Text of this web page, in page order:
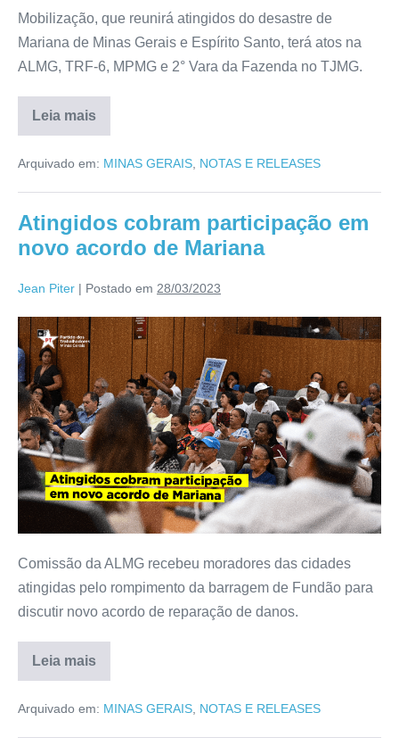
Mobilização, que reunirá atingidos do desastre de
Mariana de Minas Gerais e Espírito Santo, terá atos na
ALMG, TRF-6, MPMG e 2° Vara da Fazenda no TJMG.
Leia mais
Arquivado em: MINAS GERAIS NOTAS E RELEASES
Atingidos cobram participação em
novo acordo de Mariana
Jean Piter | Postado em 28/03/2023
Comissão da ALMG recebeu moradores das cidades
atingidas pelo rompimento da barragem de Fundão para
discutir novo acordo de reparação de danos.
Leia mais
Arquivado em: MINAS GERAIS NOTAS E RELEASES